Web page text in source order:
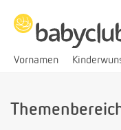
Vornamen